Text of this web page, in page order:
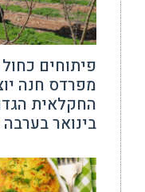
פיתוחים
מפרדס חנה
בינואר